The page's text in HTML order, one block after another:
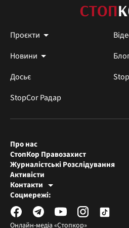
Проєкти
Новини
Досьє
StopCor Радар
Онлайн-медіа «Стопкор»
Про нас
СтопКор Правозахист
Журналістські Розслідування
Активісти
Контакти
Редакція СтопКора
Журналісти-розслідувачі
Соцмережі: